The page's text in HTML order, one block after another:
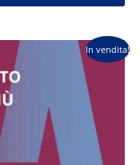
In vendita!